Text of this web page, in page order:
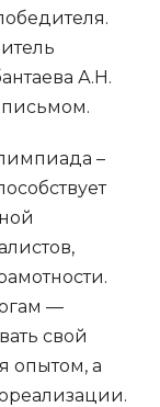
А.Н.
–
—
свой
опытом, а